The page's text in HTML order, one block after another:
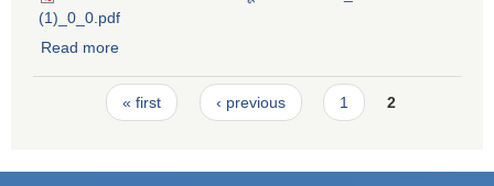
(1)_0_0.pdf
Read more
Pages« first ‹ previous 1 2